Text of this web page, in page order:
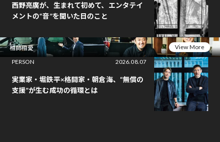
西野亮廣が、生まれて初めて、エンタテイ
メントの“音”を聞いた日のこと
相師相愛
View More
PERSON
2026.08.07
実業家・堀鉄平×格闘家・朝倉海、“無償の
支援”が生む成功の循環とは